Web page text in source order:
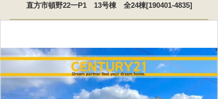
直方市頓野22一P1 13号棟 全24棟[190401-4835]